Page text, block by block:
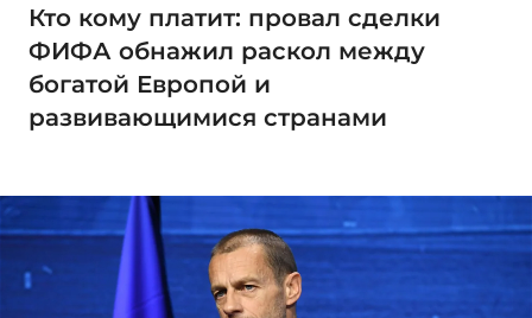
Кто кому платит: провал сделки
ФИФА обнажил раскол между
богатой Европой и
развивающимися странами